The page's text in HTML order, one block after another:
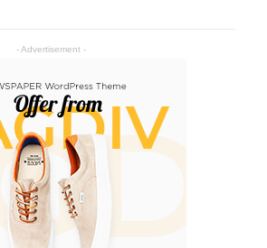
- Advertisement -